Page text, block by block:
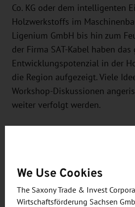
Co. KG oder dem intelligenten
Holzwerkstoffs im
Ligenium GmbH bis hin zum
der Firma SAT-Kabel haben das
Entwicklungspotenzial in der
die Region aufgezeigt. Viele
Workshop-Diskussionen
weiter verfolgt werden.
überdurchschnittlicher
gemeinsam eine sehr gute
innovative Entwicklung der
We Use Cookies
The Saxony Trade & Invest
Wirtschaftsförderung Sachsen